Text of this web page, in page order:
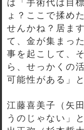
は「手術代は目
ょ？ここで揉め
せんかね？居ま
て、金が集まっ
事を起こして、
ら、せっかくの
可能性がある」
江藤喜美子（矢
うのじゃない」